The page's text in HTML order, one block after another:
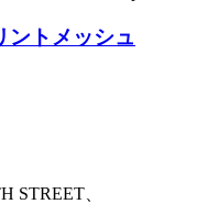
ントメッシュ
STREET、